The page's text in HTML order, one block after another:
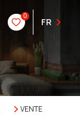
0
FR
VENTE